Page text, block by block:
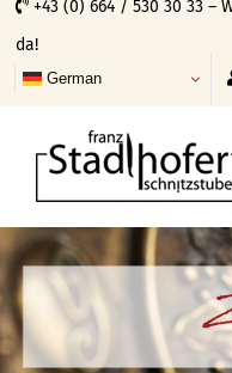
Skip
to
content
+43 (0) 664 / 530 30 33 –
da!
German